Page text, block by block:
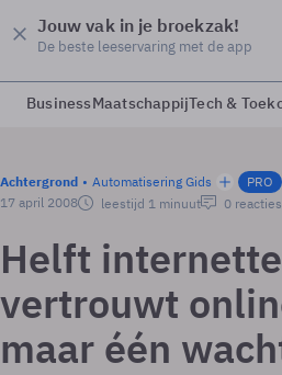
Jouw vak in je broekzak!
De beste leeservaring met de app
BusinessMaatschappijTech &
Achtergrond Automatisering Gids
PRO
17 april 2008
leestijd 1 minuut 0 reacties
Helft
vertrouwt
maar één